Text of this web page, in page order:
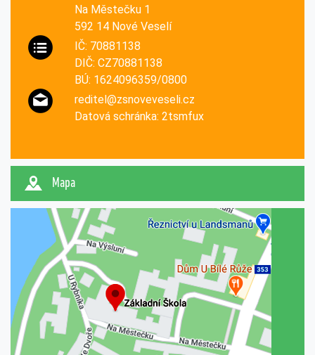
Na Městečku 1
592 14 Nové Veselí
IČ: 70881138
DIČ: CZ70881138
BÚ: 1624096359/0800
reditel@zsnoveveseli.cz
Datová schránka: 2tsmfux
Mapa